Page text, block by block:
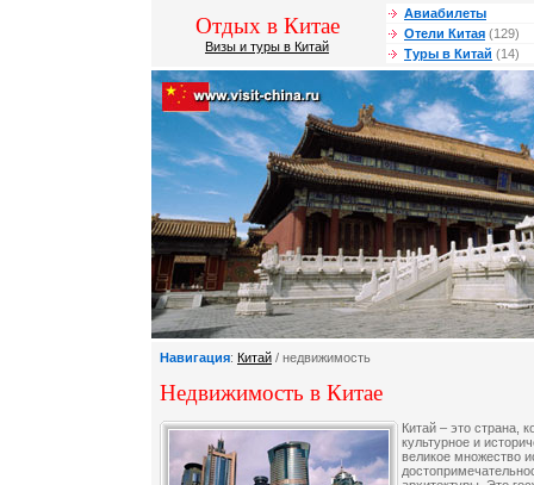
Отдых в Китае
Визы и туры в Китай
Авиабилеты
Отели Китая (129)
Туры в Китай (14)
Навигация: Китай / недвижимость
Недвижимость в Китае
Китай – это страна,
культурное и
великое множество